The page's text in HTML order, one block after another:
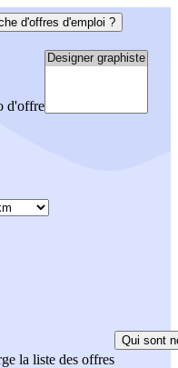
d'offres d'emploi ?
d'offre
la liste des offres
Qui sont